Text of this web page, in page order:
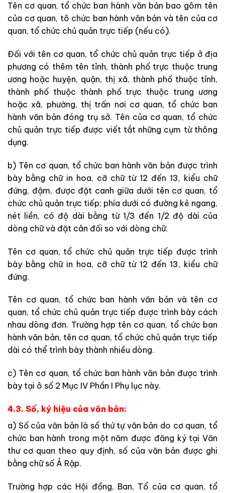
Tên cơ quan, tổ chức ban hành văn bản bao gôm tên
của cơ quan, tô chức ban hành văn bản và tên của cơ
quan, tổ chức chủ quản trực tiếp (nếu có).
Đối với tên cơ quan, tổ chức chủ quản trực tiếp ở địa
phương có thêm tên tỉnh, thành phố trực thuộc trung
ương hoặc huyện, quận, thị xã, thành phố thuộc tỉnh,
thành phố thuộc thành phố trực thuộc trung ương
hoặc xã, phường, thị trấn nơi cơ quan, tổ chức ban
hành văn bản đóng trụ sở. Tên của cơ quan, tổ chức
chủ quản trực tiếp được viết tắt những cụm từ thông
dụng.
b) Tên cơ quan, tổ chức ban hành văn bản được trình
bày bằng chữ in hoa, cỡ chữ từ 12 đến 13, kiểu chữ
đứng, đậm, được đặt canh giữa dưới tên cơ quan, tổ
chức chủ quản trực tiếp; phía dưới có đường kẻ ngang,
nét liền, có độ dài bằng từ 1/3 đến 1/2 độ dài của
dòng chữ và đặt cân đối so với dòng chữ.
Tên cơ quan, tổ chức chủ quản trực tiếp được trình
bày bằng chữ in hoa, cỡ chữ từ 12 đến 13, kiểu chữ
đứng.
Tên cơ quan, tổ chức ban hành văn bản và tên cơ
quan, tổ chức chủ quản trực tiếp được trình bày cách
nhau dòng đơn. Trường hợp tên cơ quan, tổ chức ban
hành văn bản, tên cơ quan, tổ chức chủ quản trực tiếp
dài có thể trình bày thành nhiều dòng.
c) Tên cơ quan, tổ chức ban hành văn bản được trình
bày tại ô số 2 Mục IV Phần I Phụ lục này.
4.3. Số, ký hiệu của văn bản:
a) Số của văn bản là số thứ tự văn bản do cơ quan, tổ
chức ban hành trong một năm được đăng ký tại Văn
thư cơ quan theo quy định, số của văn bản được ghi
bằng chữ số Ả Rập.
Trường hợp các Hội đồng, Ban, Tổ của cơ quan, tổ